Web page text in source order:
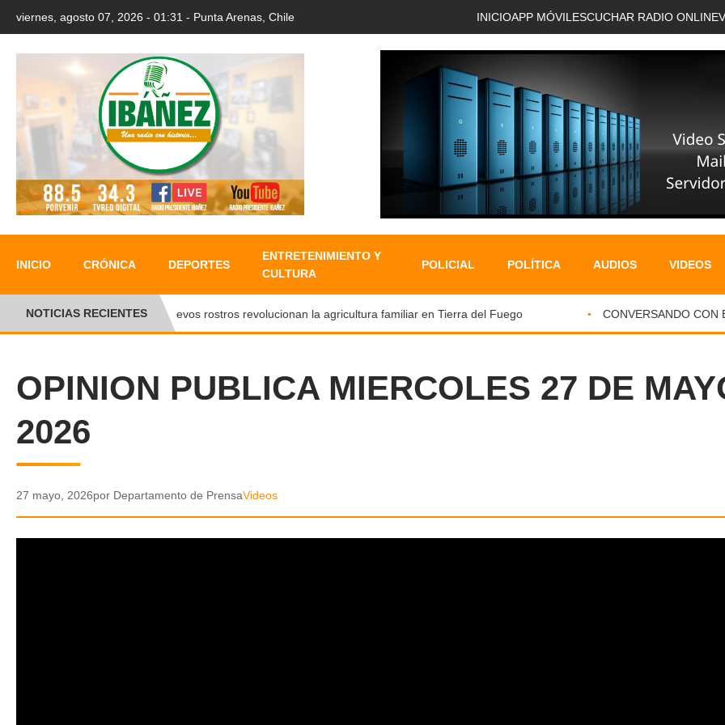
viernes, agosto 07, 2026 - 01:31 - Punta Arenas, Chile INICIOAPP MÓVIL ESCUCHAR RADIO ONLINE
INICIO CRÓNICA DEPORTES
ENTRETENIMIENTO Y
CULTURA
POLICIAL POLÍTICA AUDIOS VIDEOS
NOTICIAS RECIENTESNuevos rostros revolucionan la agricultura familiar en Tierra del Fuego CONVERSANDO CON EL
OPINION PUBLICA MIERCOLES 27 DE
2026
27 mayo, 2026por Departamento de PrensaVideos